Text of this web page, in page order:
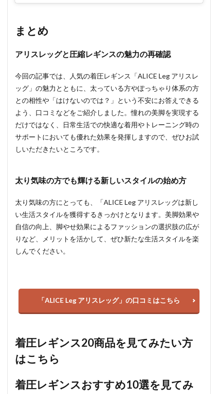
まとめ
アリスレッグと圧縮レギンスの魅力の再確認
今回の記事では、人気の着圧レギンス「ALICE Leg アリスレ
ッグ」の魅力とともに、太っている方やぽっちゃり体系の方
との相性や「はけないのでは？」という不安にお答えできる
よう、口コミなどをご紹介しました。憧れの美脚を実現する
だけではなく、日常生活での快適な着用やトレーニング時の
サポートにおいても優れた効果を発揮しますので、ぜひお試
しいただきたいところです。
太り気味の方でも輝ける新しいスタイルの始め方
太り気味の方にとっても、「ALICE Leg アリスレッグは新し
い生活スタイルを獲得するきっかけとなります。美脚効果や
自信の向上、脚やせ効果によるファッションの選択肢の広が
りなど、メリットを活かして、ぜひ新たな生活スタイルを楽
しんでください。
「ALICE Leg アリスレッグ」の口コミはこちら
着圧レギンス20商品を見てみたい方
はこちら
着圧レギンスおすすめ10選を見てみ